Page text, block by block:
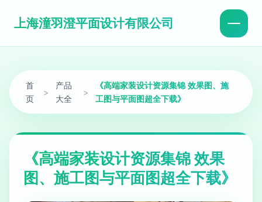
上海潼羽澄平面设计有限公司
首
页
>
产品
大全
>
《高端家装设计资源集锦 效果图、施
工图与平面图超全下载》
《高端家装设计资源集锦 效果
图、施工图与平面图超全下载》